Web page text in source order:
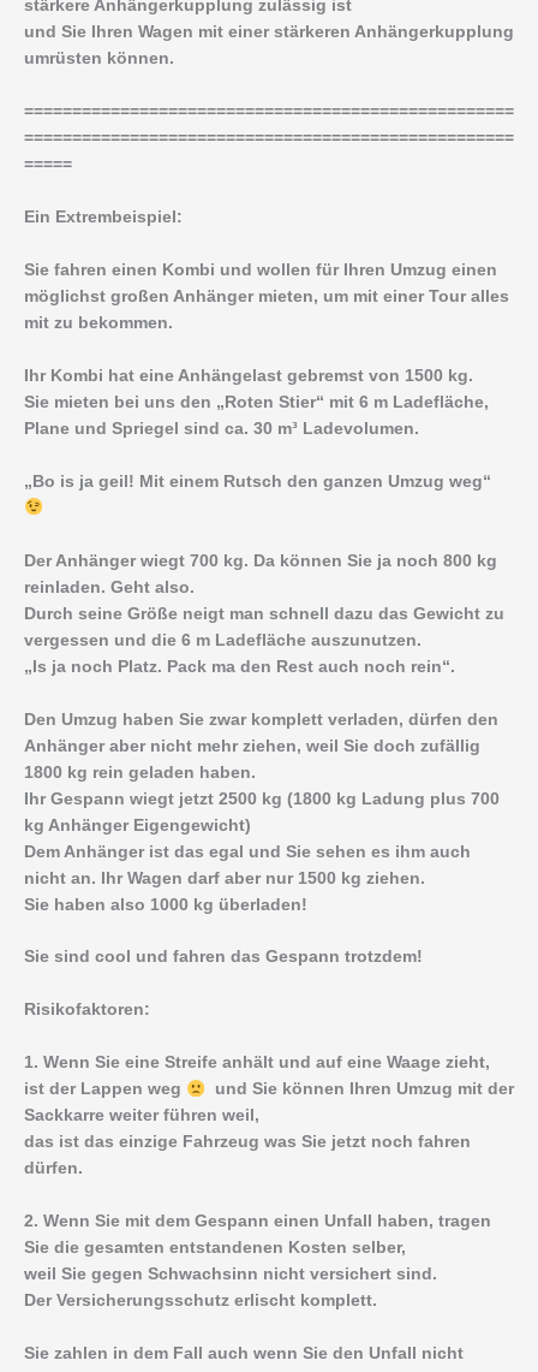
stärkere Anhängerkupplung zulässig ist
und Sie Ihren Wagen mit einer stärkeren Anhängerkupplung
umrüsten können.
===================================================
===================================================
=====
Ein Extrembeispiel:
Sie fahren einen Kombi und wollen für Ihren Umzug einen
möglichst großen Anhänger mieten, um mit einer Tour alles
mit zu bekommen.
Ihr Kombi hat eine Anhängelast gebremst von 1500 kg.
Sie mieten bei uns den „Roten Stier“ mit 6 m Ladefläche,
Plane und Spriegel sind ca. 30 m³ Ladevolumen.
„Bo is ja geil! Mit einem Rutsch den ganzen Umzug weg“
Der Anhänger wiegt 700 kg. Da können Sie ja noch 800 kg
reinladen. Geht also.
Durch seine Größe neigt man schnell dazu das Gewicht zu
vergessen und die 6 m Ladefläche auszunutzen.
„Is ja noch Platz. Pack ma den Rest auch noch rein“.
Den Umzug haben Sie zwar komplett verladen, dürfen den
Anhänger aber nicht mehr ziehen, weil Sie doch zufällig
1800 kg rein geladen haben.
Ihr Gespann wiegt jetzt 2500 kg (1800 kg Ladung plus 700
kg Anhänger Eigengewicht)
Dem Anhänger ist das egal und Sie sehen es ihm auch
nicht an. Ihr Wagen darf aber nur 1500 kg ziehen.
Sie haben also 1000 kg überladen!
Sie sind cool und fahren das Gespann trotzdem!
Risikofaktoren:
1. Wenn Sie eine Streife anhält und auf eine Waage zieht,
ist der Lappen weg
und Sie können Ihren Umzug mit der
Sackkarre weiter führen weil,
das ist das einzige Fahrzeug was Sie jetzt noch fahren
dürfen.
2. Wenn Sie mit dem Gespann einen Unfall haben, tragen
Sie die gesamten entstandenen Kosten selber,
weil Sie gegen Schwachsinn nicht versichert sind.
Der Versicherungsschutz erlischt komplett.
Sie zahlen in dem Fall auch wenn Sie den Unfall nicht